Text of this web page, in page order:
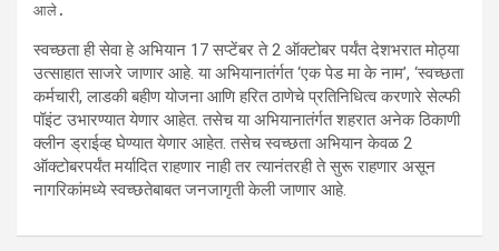
आले.
स्वच्छता ही सेवा हे अभियान 17 सप्टेंबर ते 2 ऑक्टोबर पर्यंत देशभरात मोठ्या
उत्साहात साजरे जाणार आहे. या अभियानातंर्गत ‘एक पेड मा के नाम’, ‘स्वच्छता
कर्मचारी, लाडकी बहीण योजना आणि हरित ठाणेचे प्रतिनिधित्व करणारे सेल्फी
पॉइंट उभारण्यात येणार आहेत. तसेच या अभियानातंर्गत शहरात अनेक ठिकाणी
क्लीन ड्राईव्ह घेण्यात येणार आहेत. तसेच स्वच्छता अभियान केवळ 2
ऑक्टोबरपर्यंत मर्यादित राहणार नाही तर त्यानंतरही ते सुरू राहणार असून
नागरिकांमध्ये स्वच्छतेबाबत जनजागृती केली जाणार आहे.